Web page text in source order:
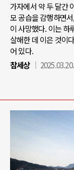
가자에서 약 두 달간
모 공습을 감행하면
이 사망했다. 이는 하
살해한 데 이은 것이
어 있다.
참세상